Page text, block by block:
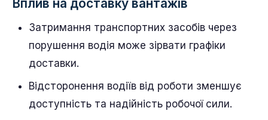
Вплив на доставку вантажів
Затримання транспортних засобів через
порушення водія може зірвати графіки
доставки.
Відсторонення водіїв від роботи зменшує
доступність та надійність робочої сили.